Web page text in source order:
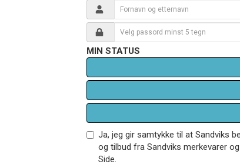
MIN STATUS
Ja, jeg gir samtykke til at Sandviks
og tilbud fra Sandviks merkevarer
Side.